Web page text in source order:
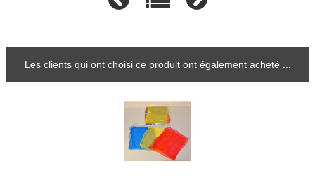
Les clients qui ont choisi ce produit ont également acheté ...